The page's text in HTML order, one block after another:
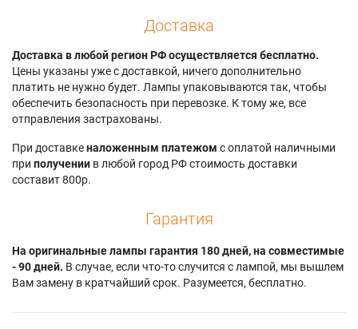
Доставка
Доставка в любой регион РФ осуществляется бесплатно.
Цены указаны уже с доставкой, ничего дополнительно
платить не нужно будет. Лампы упаковываются так, чтобы
обеспечить безопасность при перевозке. К тому же, все
отправления застрахованы.
При доставкеналоженным платежом с оплатой наличными
при получении в любой город РФ стоимость доставки
составит 800р.
Гарантия
На оригинальные лампы гарантия 180 дней, на совместимые
- 90 дней. В случае, если что-то случится с лампой, мы вышлем
Вам замену в кратчайший срок. Разумеется, бесплатно.